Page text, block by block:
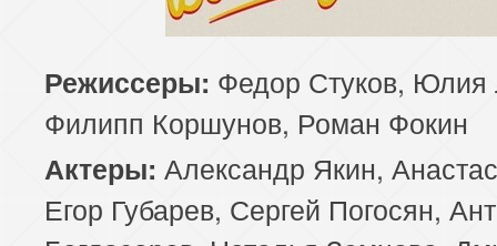
Режиссеры: Федор Стуков, Юлия
Филипп Коршунов, Роман Фокин
Актеры: Александр Якин,
Егор Губарев, Сергей Погосян,